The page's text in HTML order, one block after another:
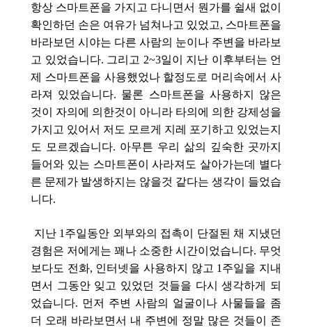
항상 스마트폰을 가지고 다니면서 뭔가를 쉴새 없이
확인하던 손은 여유가 넘쳐나고 있었고, 스마트폰을
바라보던 시야는 다른 사람의 눈이나 주변을 바라보
고 있었습니다. 그리고 2~3일이 지난 이후부터는 언
제 스마트폰을 사용했었나 할정도로 머리속에서 사
라져 있었습니다. 물론 스마트폰을 사용하지 않은
것이 자의에 의한것이 아니라 타의에 의한 강제성을
가지고 있어서 저도 모르게 지레 포기하고 있었는지
도 모르겠습니다. 아무튼 우리 삶의 깊숙한 곳까지
들어와 있는 스마트폰이 사라져도 살아가는데 별다
른 문제가 발생하지는 않을것 같다는 생각이 들었습
니다.
지난 1주일동안 외부와의 접촉이 단절된 채 지냈던
경험은 저에게는 꽤나 소중한 시간이었습니다. 무엇
보다도 전화, 인터넷을 사용하지 않고 1주일을 지내
면서 그동안 잊고 있었던 것들을 다시 생각하게 되
었습니다. 먼저 주변 사람의 얼굴이나 사물들을 좀
더 오래 바라보면서 내 주변에 정말 많은 것들이 존